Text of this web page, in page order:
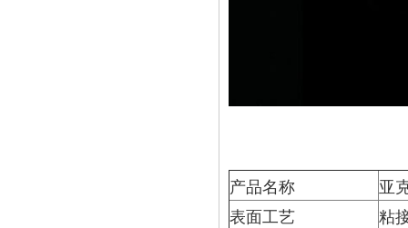
产品名称
亚
表面工艺
粘